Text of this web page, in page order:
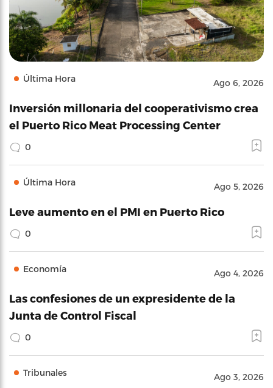
Última Hora Ago 6, 2026
Inversión millonaria del cooperativismo crea
el Puerto Rico Meat Processing Center
0
Última Hora Ago 5, 2026
Leve aumento en el PMI en Puerto Rico
0
Economía Ago 4, 2026
Las confesiones de un expresidente de la
Junta de Control Fiscal
0
Tribunales Ago 3, 2026